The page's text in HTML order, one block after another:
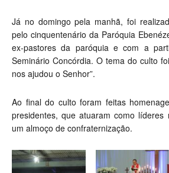
Já no domingo pela manhã, foi
pelo cinquentenário da Paróquia
ex-pastores da paróquia e com a
Seminário Concórdia. O tema do culto
nos ajudou o Senhor”.
Ao final do culto foram feitas
presidentes, que atuaram como
um almoço de confraternização.